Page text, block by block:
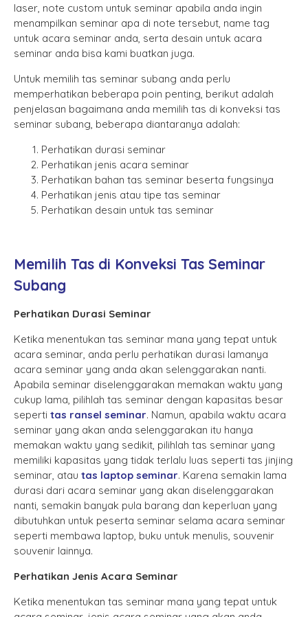
laser, note custom untuk seminar apabila anda ingin
menampilkan seminar apa di note tersebut, name tag
untuk acara seminar anda, serta desain untuk acara
seminar anda bisa kami buatkan juga.
Untuk memilih tas seminar subang anda perlu
memperhatikan beberapa poin penting, berikut adalah
penjelasan bagaimana anda memilih tas di konveksi tas
seminar subang, beberapa diantaranya adalah:
Perhatikan durasi seminar
Perhatikan jenis acara seminar
Perhatikan bahan tas seminar beserta fungsinya
Perhatikan jenis atau tipe tas seminar
Perhatikan desain untuk tas seminar
Memilih Tas di Konveksi Tas Seminar
Subang
Perhatikan Durasi Seminar
Ketika menentukan tas seminar mana yang tepat untuk
acara seminar, anda perlu perhatikan durasi lamanya
acara seminar yang anda akan selenggarakan nanti.
Apabila seminar diselenggarakan memakan waktu yang
cukup lama, pilihlah tas seminar dengan kapasitas besar
seperti tas ransel seminar. Namun, apabila waktu acara
seminar yang akan anda selenggarakan itu hanya
memakan waktu yang sedikit, pilihlah tas seminar yang
memiliki kapasitas yang tidak terlalu luas seperti tas jinjing
seminar, atau tas laptop seminar. Karena semakin lama
durasi dari acara seminar yang akan diselenggarakan
nanti, semakin banyak pula barang dan keperluan yang
dibutuhkan untuk peserta seminar selama acara seminar
seperti membawa laptop, buku untuk menulis, souvenir
souvenir lainnya.
Perhatikan Jenis Acara Seminar
Ketika menentukan tas seminar mana yang tepat untuk